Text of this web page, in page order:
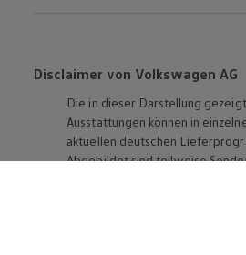
Disclaimer von Volkswagen AG
Die in dieser Darstellung
Ausstattungen können in
aktuellen deutschen
Abgebildet sind teilweise